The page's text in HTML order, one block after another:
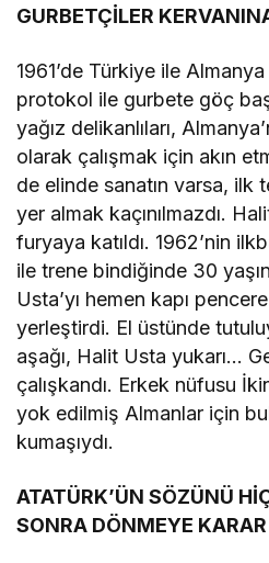
GURBETÇİLER
1961’de Türkiye ile
protokol ile gurbete göç
yağız delikanlıları,
olarak çalışmak için akın
de elinde sanatın varsa, ilk
yer almak kaçınılmazdı.
furyaya katıldı. 1962’nin
ile trene bindiğinde 30
Usta’yı hemen kapı
yerleştirdi. El üstünde
aşağı, Halit Usta yukarı…
çalışkandı. Erkek nüfusu
yok edilmiş Almanlar için
kumaşıydı.
ATATÜRK’ÜN SÖZÜNÜ
SONRA DÖNMEYE KARAR